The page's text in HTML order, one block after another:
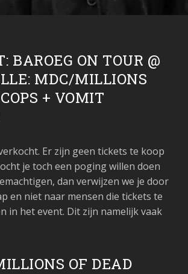
BAROEG ON TOUR @
MDC/MILLIONS
+ VOMIT
Er zijn geen tickets te koop
je toch een poging willen doen
dan verwijzen we je door
en niet naar mensen die tickets te
in het event. Dit zijn namelijk vaak
OF DEAD